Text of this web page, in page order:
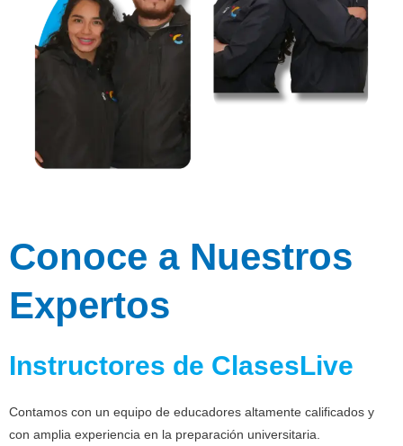
Conoce a Nuestros
Expertos
Instructores de ClasesLive
Contamos con un equipo de educadores altamente calificados y
con amplia experiencia en la preparación universitaria.